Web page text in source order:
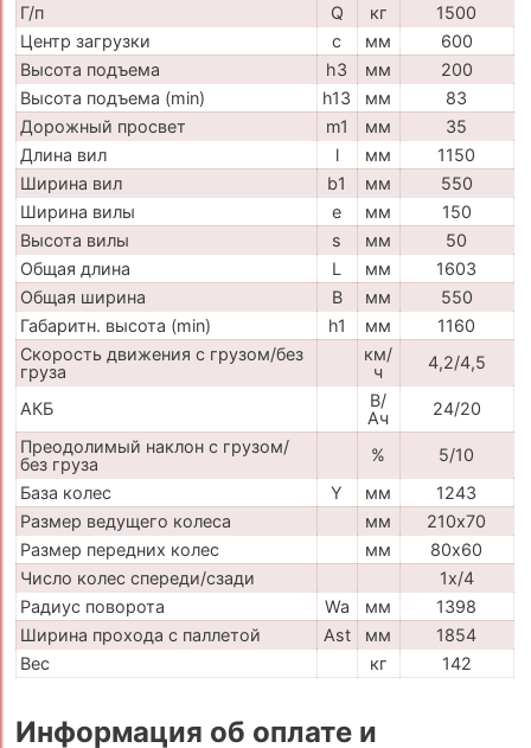
Г/п
Q кг
1500
Центр загрузки
c мм
600
Высота подъема
h3 мм
200
Высота подъема (min)
h13 мм
83
Дорожный просвет
m1 мм
35
Длина вил
l мм
1150
Ширина вил
b1 мм
550
Ширина вилы
e мм
150
Высота вилы
s мм
50
Общая длина
L мм
1603
Общая ширина
B мм
550
Габаритн. высота (min)
h1 мм
1160
Скорость движения с грузом/без
груза
км/
ч
4,2/4,5
АКБ
В/
Ач
24/20
Преодолимый наклон с грузом/
без груза
%
5/10
База колес
Y мм
1243
Размер ведущего колеса
мм
210х70
Размер передних колес
мм
80х60
Число колес спереди/сзади
1х/4
Радиус поворота
Wa мм
1398
Ширина прохода с паллетой
Ast мм
1854
Вес
кг 142
Информация об оплате и